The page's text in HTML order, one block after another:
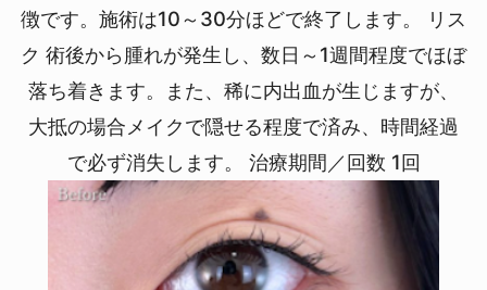
徴です。施術は10～30分ほどで終了します。 リス
ク 術後から腫れが発生し、数日～1週間程度でほぼ
落ち着きます。また、稀に内出血が生じますが、
大抵の場合メイクで隠せる程度で済み、時間経過
で必ず消失します。 治療期間／回数 1回